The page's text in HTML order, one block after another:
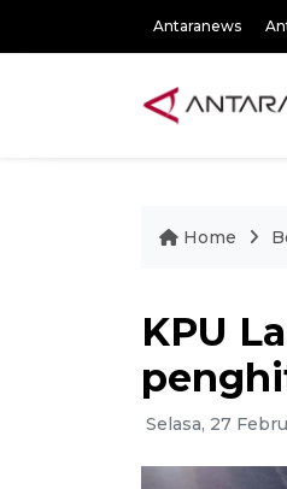
Antaranews
Home
KPU
Selasa, 27